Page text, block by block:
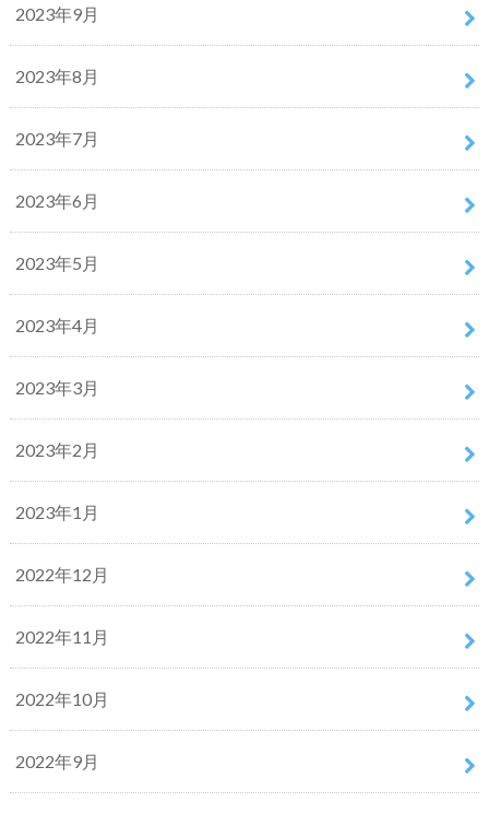
2023年9月
2023年8月
2023年7月
2023年6月
2023年5月
2023年4月
2023年3月
2023年2月
2023年1月
2022年12月
2022年11月
2022年10月
2022年9月